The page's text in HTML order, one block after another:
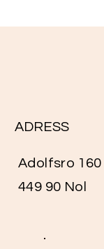
ADRESS
Adolfsro 160
449 90 Nol